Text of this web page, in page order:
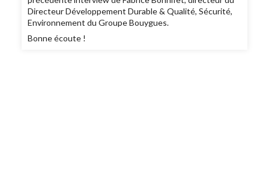
Directeur Développement Durable & Qualité, Sécurité,
Environnement du Groupe Bouygues.
Bonne écoute !